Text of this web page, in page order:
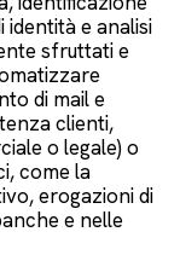
identità e analisi
sfruttati e
di mail e
clienti,
o legale) o
come la
erogazioni di
e nelle